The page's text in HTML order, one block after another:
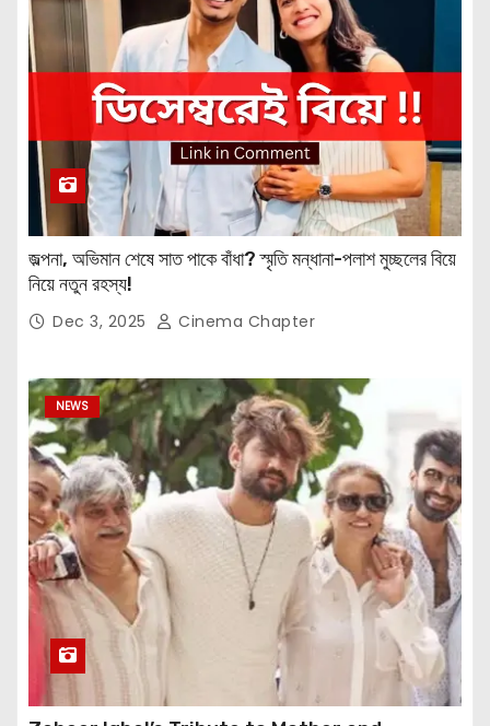
জল্পনা, অভিমান শেষে সাত পাকে বাঁধা? স্মৃতি মন্ধানা-পলাশ মুচ্ছলের বিয়ে
নিয়ে নতুন রহস্য!
Dec 3, 2025 Cinema Chapter
NEWS